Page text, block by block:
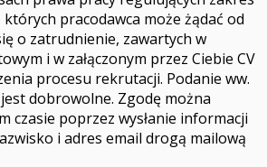
pracodawca może żądać od
o zatrudnienie, zawartych w
i w załączonym przez Ciebie CV
procesu rekrutacji. Podanie ww.
dobrowolne. Zgodę można
czasie poprzez wysłanie informacji
i adres email drogą mailową